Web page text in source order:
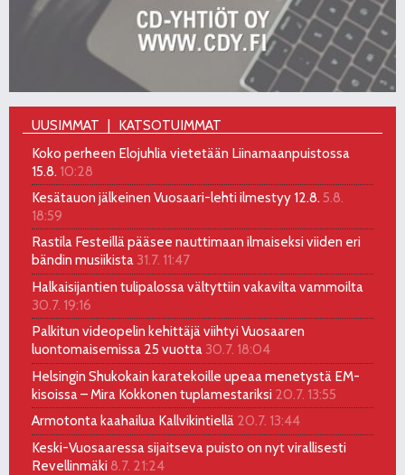
UUSIMMAT
KATSOTUIMMAT
Koko perheen Elojuhlia vietetään Liinamaanpuistossa
15.8. 10:28
Kesätauon jälkeinen Vuosaari-lehti ilmestyy 12.8. 5.8.
18:59
Rastila Festeillä pääsee nauttimaan ilmaiseksi viiden eri
bändin musiikista 31.7. 11:47
Halkaisijantien tulipalossa vältyttiin vakavilta vammoilta
30.7. 19:16
Palkitun videopelin kehittäjä viihtyi Vuosaaren
luontomaisemissa 25 vuotta 30.7. 18:04
Helsingin Shukokain karatekoille upeaa menetystä EM-
kisoissa – Mira Kokkonen tuplamestariksi 20.7. 13:55
Armotonta kaahailua Kallvikintiellä 20.7. 13:44
Keski-Vuosaaressa sijaitseva puisto on nyt virallisesti
Revellinmäki 8.7. 21:24